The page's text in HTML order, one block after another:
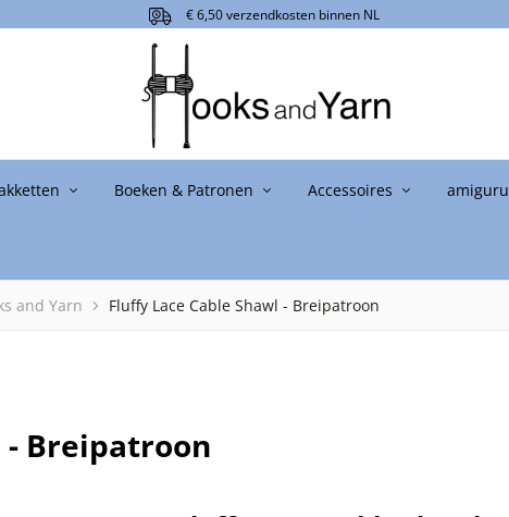
€ 6,50 verzendkosten binnen NL
Boeken & Patronen Accessoires
and Yarn Fluffy Lace Cable Shawl - Breipatroon
- Breipatroon